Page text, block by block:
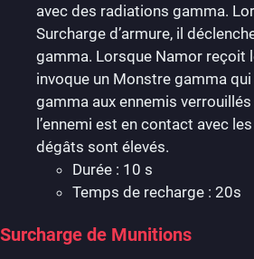
avec des radiations gamma.
Surcharge d’armure, il
gamma. Lorsque Namor reçoit
invoque un Monstre gamma
gamma aux ennemis
l’ennemi est en contact avec
dégâts sont élevés.
Durée : 10 s
Temps de recharge : 20s
Surcharge de Munitions